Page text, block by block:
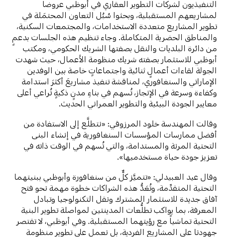
التنفيذيون لشركات التطوير العقاري في أبوظبي عروضاً
لمشاريعهم المستقبلية، وبحثوا سُبُل التعاون المحتمَلة في
تطوير المشاريع متعددة الاستخدامات، والمجتمعات السكنية،
والمناطق الحضرية المتكاملة. وجاء تنظيم هذه الجلسات بدعمٍ
من دائرة البلديات والنقل بصفتها الشريك الحكومي، ومكتب
أبوظبي للاستثمار بصفته شريك منظومة الأعمال، حيث شهدت
الجولة لقاءات أعمالٍ ثنائية واجتماعاتٍ خاصة بين الوفدين
الإماراتي والسنغافوري، لمناقشة تنفيذ مشاريعَ أكثرَ استدامة
وكفاءة وسرعة في الإنجاز، تُسهم في بناءِ مدنٍ ذكيةٍ تُراعي أعلى
معايير الجودة البيئية والتطوير العمراني الحديث.
وقالت المهندسة خلود المرزوقي: «نتطلَّع إلى الاستفادة من
أفضل ممارسات المؤسسات السنغافورية في إنشاء البنى
التحتية المرنة والمستدامة، والتي تُسهم في الوقت ذاته في
تعزيز جودة حياة مستخدميها».
وقال عيد العبيدلي: «تتميَّز كلٌّ من سنغافورة وأبوظبي ببنيتهما
التحتية المتقدِّمة، وتُعَدُّ هذه الشراكات خطوة مهمة نحو فتح
آفاق جديدة للاستثمار المشترك ونقل التكنولوجيا وتبادل
المعرفة، بما يواكب تطلُّعات المدينتين لمواصلة تطوير البنية
التحتية تماشياً مع رؤيتهما المستقبلية. وفي أبوظبي، لا تقتصر
جهودنا على المشاريع الفردية، بل نعمل على تطوير منظومة